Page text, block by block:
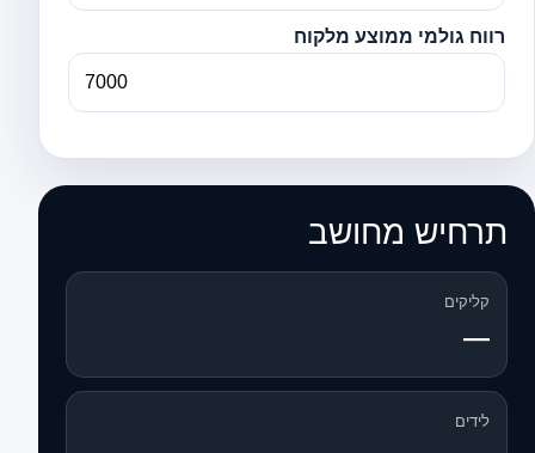
רווח גולמי ממוצע מלקוח
תרחיש מחושב
קליקים
—
לידים